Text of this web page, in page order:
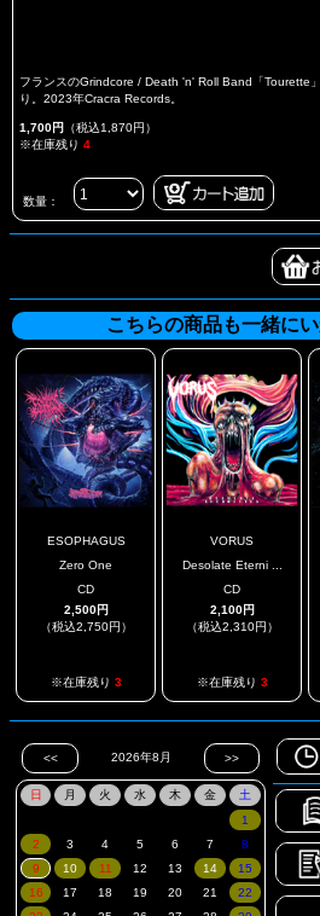
フランスのGrindcore / Death 'n' Roll Band「Tourette
り。2023年Cracra Records。
1,700円 （税込1,870円）
※在庫残り 4
数量：
こちらの商品も一緒に
ESOPHAGUS
Zero One
CD
2,500円
（税込2,750円）
※在庫残り 3
VORUS
Desolate Eterni ...
CD
2,100円
（税込2,310円）
※在庫残り 3